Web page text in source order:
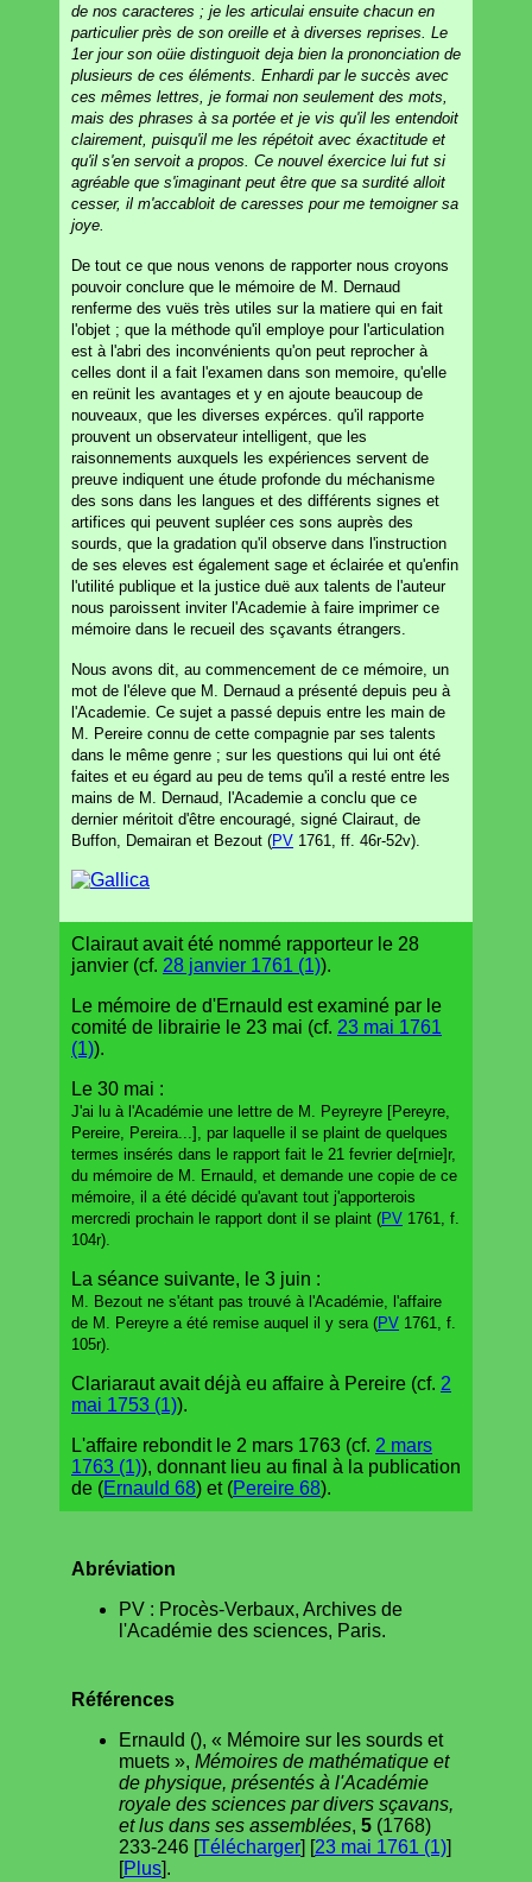
de nos caracteres ; je les articulai ensuite chacun en
particulier près de son oreille et à diverses reprises. Le
1er jour son oüie distinguoit deja bien la prononciation de
plusieurs de ces éléments. Enhardi par le succès avec
ces mêmes lettres, je formai non seulement des mots,
mais des phrases à sa portée et je vis qu'il les entendoit
clairement, puisqu'il me les répétoit avec éxactitude et
qu'il s'en servoit a propos. Ce nouvel éxercice lui fut si
agréable que s'imaginant peut être que sa surdité alloit
cesser, il m'accabloit de caresses pour me temoigner sa
joye.
De tout ce que nous venons de rapporter nous croyons
pouvoir conclure que le mémoire de M. Dernaud
renferme des vuës très utiles sur la matiere qui en fait
l'objet ; que la méthode qu'il employe pour l'articulation
est à l'abri des inconvénients qu'on peut reprocher à
celles dont il a fait l'examen dans son memoire, qu'elle
en reünit les avantages et y en ajoute beaucoup de
nouveaux, que les diverses expérces. qu'il rapporte
prouvent un observateur intelligent, que les
raisonnements auxquels les expériences servent de
preuve indiquent une étude profonde du méchanisme
des sons dans les langues et des différents signes et
artifices qui peuvent supléer ces sons auprès des
sourds, que la gradation qu'il observe dans l'instruction
de ses eleves est également sage et éclairée et qu'enfin
l'utilité publique et la justice duë aux talents de l'auteur
nous paroissent inviter l'Academie à faire imprimer ce
mémoire dans le recueil des sçavants étrangers.
Nous avons dit, au commencement de ce mémoire, un
mot de l'éleve que M. Dernaud a présenté depuis peu à
l'Academie. Ce sujet a passé depuis entre les main de
M. Pereire connu de cette compagnie par ses talents
dans le même genre ; sur les questions qui lui ont été
faites et eu égard au peu de tems qu'il a resté entre les
mains de M. Dernaud, l'Academie a conclu que ce
dernier méritoit d'être encouragé, signé Clairaut, de
Buffon, Demairan et Bezout (PV 1761, ff. 46r-52v).
Clairaut avait été nommé rapporteur le 28
janvier (cf. 28 janvier 1761 (1)).
Le mémoire de d'Ernauld est examiné par le
comité de librairie le 23 mai (cf. 23 mai 1761
(1)).
Le 30 mai :
J'ai lu à l'Académie une lettre de M. Peyreyre [Pereyre,
Pereire, Pereira...], par laquelle il se plaint de quelques
termes insérés dans le rapport fait le 21 fevrier de[rnie]r,
du mémoire de M. Ernauld, et demande une copie de ce
mémoire, il a été décidé qu'avant tout j'apporterois
mercredi prochain le rapport dont il se plaint (PV 1761, f.
104r).
La séance suivante, le 3 juin :
M. Bezout ne s'étant pas trouvé à l'Académie, l'affaire
de M. Pereyre a été remise auquel il y sera (PV 1761, f.
105r).
Clariaraut avait déjà eu affaire à Pereire (cf. 2
mai 1753 (1)).
L'affaire rebondit le 2 mars 1763 (cf. 2 mars
1763 (1)), donnant lieu au final à la publication
de (Ernauld 68) et (Pereire 68).
Abréviation
PV : Procès-Verbaux, Archives de
l'Académie des sciences, Paris.
Références
Ernauld (), « Mémoire sur les sourds et
muets », Mémoires de mathématique et
de physique, présentés à l'Académie
royale des sciences par divers sçavans,
et lus dans ses assemblées, 5 (1768)
233-246 [Télécharger] [23 mai 1761 (1)]
[Plus].